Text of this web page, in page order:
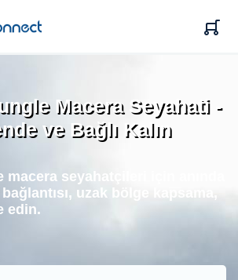
Macera Seyahati -
ve Bağlı Kalın
seyahatçileri için anında
uzak bölge kapsama,
edin.